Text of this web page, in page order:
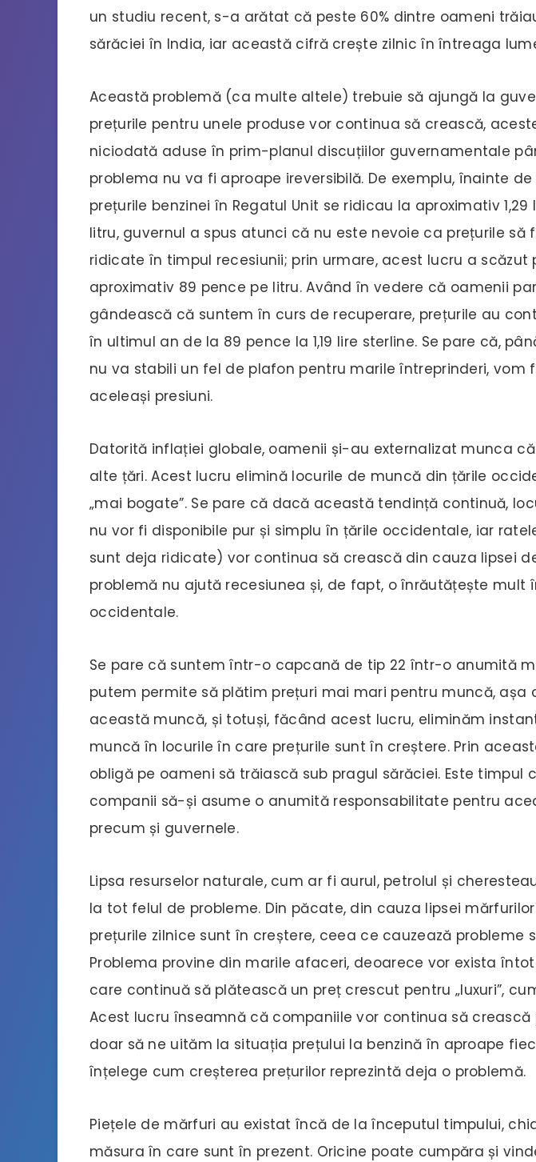
un studiu recent, s-a arătat că peste 60% dintre oameni
sărăciei în India, iar această cifră crește zilnic în întreaga
Această problemă (ca multe altele) trebuie să ajungă la
prețurile pentru unele produse vor continua să crească,
niciodată aduse în prim-planul discuțiilor guvernamentale
problema nu va fi aproape ireversibilă. De exemplu, înainte de
prețurile benzinei în Regatul Unit se ridicau la aproximativ 1,29
litru, guvernul a spus atunci că nu este nevoie ca prețurile să
ridicate în timpul recesiunii; prin urmare, acest lucru a scăzut
aproximativ 89 pence pe litru. Având în vedere că oamenii
gândească că suntem în curs de recuperare, prețurile au
în ultimul an de la 89 pence la 1,19 lire sterline. Se pare că,
nu va stabili un fel de plafon pentru marile întreprinderi, vom
aceleași presiuni.
Datorită inflației globale, oamenii și-au externalizat munca
alte țări. Acest lucru elimină locurile de muncă din țările
„mai bogate”. Se pare că dacă această tendință continuă,
nu vor fi disponibile pur și simplu în țările occidentale, iar
sunt deja ridicate) vor continua să crească din cauza lipsei
problemă nu ajută recesiunea și, de fapt, o înrăutățește mult
occidentale.
Se pare că suntem într-o capcană de tip 22 într-o anumită
putem permite să plătim prețuri mai mari pentru muncă, așa
această muncă, și totuși, făcând acest lucru, eliminăm
muncă în locurile în care prețurile sunt în creștere. Prin
obligă pe oameni să trăiască sub pragul sărăciei. Este timpul
companii să-și asume o anumită responsabilitate pentru
precum și guvernele.
Lipsa resurselor naturale, cum ar fi aurul, petrolul și
la tot felul de probleme. Din păcate, din cauza lipsei
prețurile zilnice sunt în creștere, ceea ce cauzează probleme
Problema provine din marile afaceri, deoarece vor exista
care continuă să plătească un preț crescut pentru „luxuri”,
Acest lucru înseamnă că companiile vor continua să crească
doar să ne uităm la situația prețului la benzină în aproape
înțelege cum creșterea prețurilor reprezintă deja o problemă.
Piețele de mărfuri au existat încă de la începutul timpului,
măsura în care sunt în prezent. Oricine poate cumpăra și